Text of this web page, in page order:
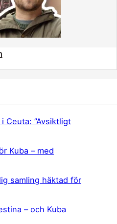
Ceuta: ”Avsiktligt
Kuba – med
samling häktad för
– och Kuba